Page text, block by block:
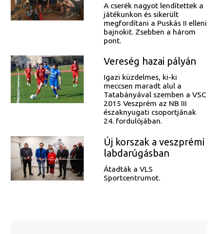
A cserék nagyot lendítettek a
játékunkon és sikerült
megfordítani a Puskás II elleni
bajnokit. Zsebben a három
pont.
Vereség hazai pályán
Igazi küzdelmes, ki-ki
meccsen maradt alul a
Tatabányával szemben a VSC
2015 Veszprém az NB III
északnyugati csoportjának
24. fordulójában.
Új korszak a veszprémi
labdarúgásban
Átadták a VLS
Sportcentrumot.